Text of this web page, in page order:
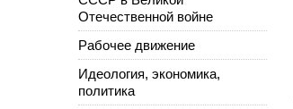
Отечественной войне
Рабочее движение
Идеология, экономика,
политика